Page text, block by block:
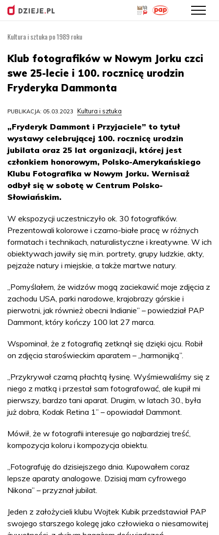
treści
Kultura i sztuka po 1989 roku
Klub fotografików w Nowym Jorku czci
swe 25-lecie i 100. rocznicę urodzin
Fryderyka Dammonta
PUBLIKACJA: 05.03.2023 Kultura i sztuka
„Fryderyk Dammont i Przyjaciele” to tytuł
wystawy celebrującej 100. rocznicę urodzin
jubilata oraz 25 lat organizacji, której jest
członkiem honorowym, Polsko-Amerykańskiego
Klubu Fotografika w Nowym Jorku. Wernisaż
odbył się w sobotę w Centrum Polsko-
Słowiańskim.
W ekspozycji uczestniczyło ok. 30 fotografików.
Prezentowali kolorowe i czarno-białe pracę w różnych
formatach i technikach, naturalistyczne i kreatywne. W ich
obiektywach jawiły się m.in. portrety, grupy ludzkie, akty,
pejzaże natury i miejskie, a także martwe natury.
„Pomyślałem, że widzów mogą zaciekawić moje zdjęcia z
zachodu USA, parki narodowe, krajobrazy górskie i
pierwotni, jak również obecni Indianie” – powiedział PAP
Dammont, który kończy 100 lat 27 marca.
Wspominał, że z fotografią zetknął się dzięki ojcu. Robił
on zdjęcia staroświeckim aparatem – „harmonijką”.
„Przykrywał czarną płachtą łysinę. Wyśmiewaliśmy się z
niego z matką i przestał sam fotografować, ale kupił mi
pierwszy, bardzo tani aparat. Drugim, w latach 30., była
już dobra, Kodak Retina 1” – opowiadał Dammont.
Mówił, że w fotografii interesuje go najbardziej treść,
kompozycja koloru i kompozycja obiektu.
„Fotografuję do dzisiejszego dnia. Kupowałem coraz
lepsze aparaty analogowe. Dzisiaj mam cyfrowego
Nikona” – przyznał jubilat.
Jeden z założycieli klubu Wojtek Kubik przedstawiał PAP
swojego starszego kolegę jako człowieka o niesamowitej